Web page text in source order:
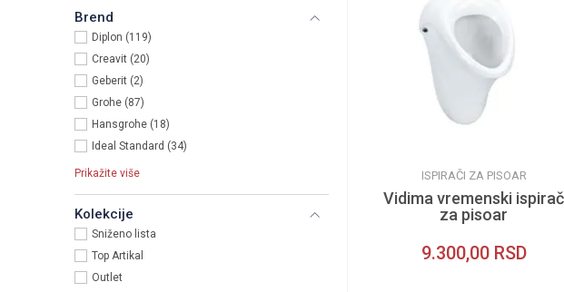
Brend
Diplon (119)
Creavit (20)
Geberit (2)
Grohe (87)
Hansgrohe (18)
Ideal Standard (34)
Prikažite više
Kolekcije
Sniženo lista
Top Artikal
Outlet
ISPIRAČI ZA PISOAR
Vidima vremenski ispirač
za pisoar
9.300,00 RSD